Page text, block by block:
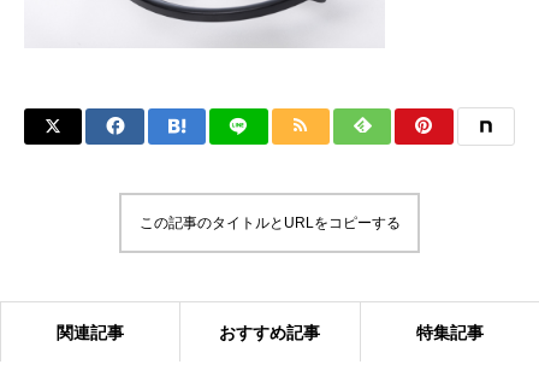
この記事のタイトルとURLをコピーする
関連記事 おすすめ記事 特集記事